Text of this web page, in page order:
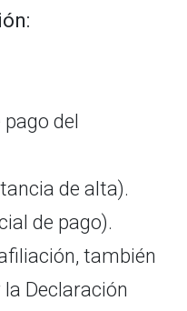
del
de alta).
de pago).
también
Declaración